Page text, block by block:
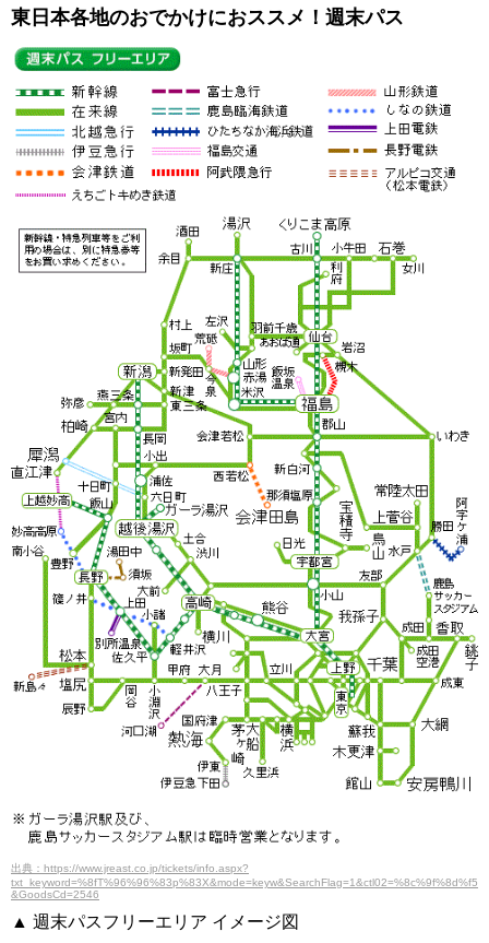
東日本各地のおでかけにおススメ！週末パス
出典：https://www.jreast.co.jp/tickets/info.aspx?
txt_keyword=%8fT%96%96%83p%83X&mode=keyw&SearchFlag=1&ctl02=%8c%9f%8d%f5
&GoodsCd=2546
▲ 週末パスフリーエリア イメージ図